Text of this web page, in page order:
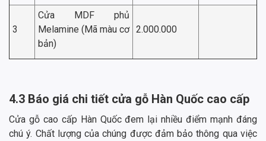
3
Cửa MDF phủ
Melamine (Mã màu cơ
bản)
2.000.000
4.3 Báo giá chi tiết cửa gỗ Hàn Quốc cao cấp
Cửa gỗ cao cấp Hàn Quốc đem lại nhiều điểm mạnh đáng
chú ý. Chất lượng của chúng được đảm bảo thông qua việc